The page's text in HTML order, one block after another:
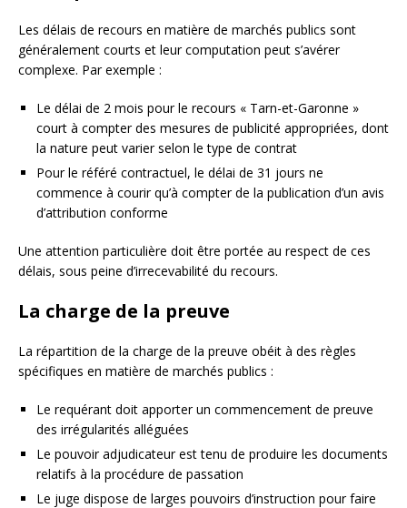
Les délais de recours en matière de marchés publics sont
généralement courts et leur computation peut s’avérer
complexe. Par exemple :
Le délai de 2 mois pour le recours « Tarn-et-Garonne »
court à compter des mesures de publicité appropriées, dont
la nature peut varier selon le type de contrat
Pour le référé contractuel, le délai de 31 jours ne
commence à courir qu’à compter de la publication d’un avis
d’attribution conforme
Une attention particulière doit être portée au respect de ces
délais, sous peine d’irrecevabilité du recours.
La charge de la preuve
La répartition de la charge de la preuve obéit à des règles
spécifiques en matière de marchés publics :
Le requérant doit apporter un commencement de preuve
des irrégularités alléguées
Le pouvoir adjudicateur est tenu de produire les documents
relatifs à la procédure de passation
Le juge dispose de larges pouvoirs d’instruction pour faire